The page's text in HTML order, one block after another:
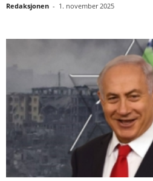
Redaksjonen - 1. november 2025